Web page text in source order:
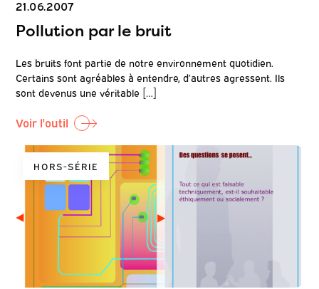
21.06.2007
Pollution par le bruit
Les bruits font partie de notre environnement quotidien.
Certains sont agréables à entendre, d’autres agressent. Ils
sont devenus une véritable […]
Voir l'outil
HORS-SÉRIE